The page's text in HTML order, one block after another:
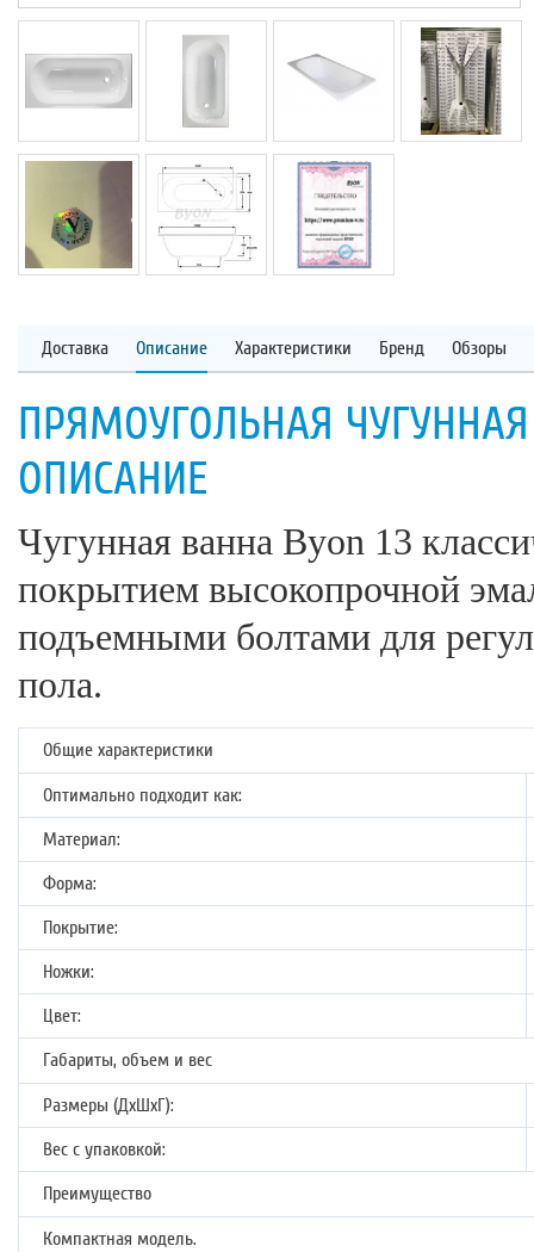
Доставка Описание Характеристики Бренд Обзоры
ПРЯМОУГОЛЬНАЯ ЧУГУННАЯ
ОПИСАНИЕ
Чугунная ванна Byon 13
покрытием высокопрочной
подъемными болтами для
пола.
Общие характеристики
Оптимально подходит как:
Материал:
Форма:
Покрытие:
Ножки:
Цвет:
Габариты, объем и вес
Размеры (ДхШхГ):
Вес с упаковкой:
Преимущество
Компактная модель.